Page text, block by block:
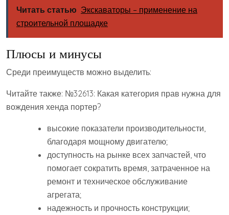
Читать статью Экскаваторы – применение на
строительной площадке
Плюсы и минусы
Среди преимуществ можно выделить:
Читайте также: №32613: Какая категория прав нужна для
вождения хенда портер?
высокие показатели производительности,
благодаря мощному двигателю;
доступность на рынке всех запчастей, что
помогает сократить время, затраченное на
ремонт и техническое обслуживание
агрегата;
надежность и прочность конструкции;